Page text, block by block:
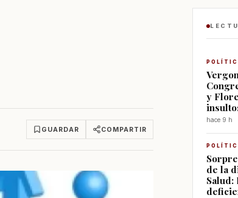
GUARDAR COMPARTIR
y
hace 9 h
de la
Salud: